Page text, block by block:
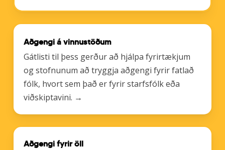
Aðgengi á vinnustöðum
Gátlisti til þess gerður að hjálpa fyrirtækjum
og stofnunum að tryggja aðgengi fyrir fatlað
fólk, hvort sem það er fyrir starfsfólk eða
viðskiptavini. →
Tengill
gátlista
um
aðgengi
vinnustöðum
Aðgengi fyrir öll
Tengill